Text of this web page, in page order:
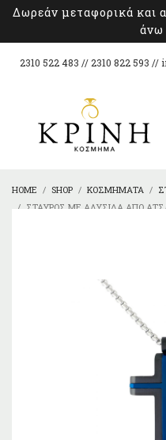
Δωρεάν μεταφορικά και
άνω
2310 522 483 // 2310 822 593 //
HOME SHOP ΚΟΣΜΉΜΑΤΑ
ΣΤΑΥΡΌΣ ΜΕ ΑΛΥΣΊΔΑ ΑΠΌ